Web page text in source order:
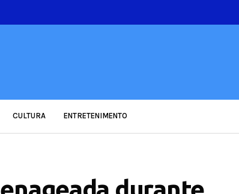
CULTURA ENTRETENIMENTO